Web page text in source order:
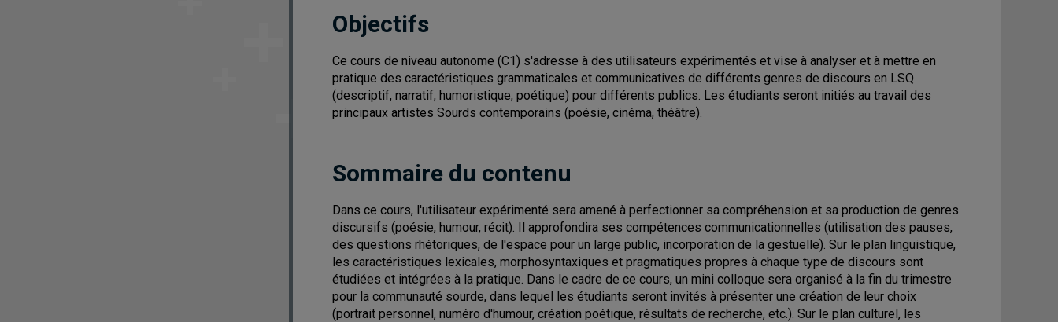
Objectifs
Ce cours de niveau autonome (C1) s'adresse à des utilisateurs expérimentés et vise à analyser et à mettre en
pratique des caractéristiques grammaticales et communicatives de différents genres de discours en LSQ
(descriptif, narratif, humoristique, poétique) pour différents publics. Les étudiants seront initiés au travail des
principaux artistes Sourds contemporains (poésie, cinéma, théâtre).
Sommaire du contenu
Dans ce cours, l'utilisateur expérimenté sera amené à perfectionner sa compréhension et sa production de genres
discursifs (poésie, humour, récit). Il approfondira ses compétences communicationnelles (utilisation des pauses,
des questions rhétoriques, de l'espace pour un large public, incorporation de la gestuelle). Sur le plan linguistique,
les caractéristiques lexicales, morphosyntaxiques et pragmatiques propres à chaque type de discours sont
étudiées et intégrées à la pratique. Dans le cadre de ce cours, un mini colloque sera organisé à la fin du trimestre
pour la communauté sourde, dans lequel les étudiants seront invités à présenter une création de leur choix
(portrait personnel, numéro d'humour, création poétique, résultats de recherche, etc.). Sur le plan culturel, les